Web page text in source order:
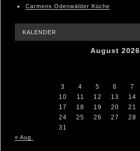
Carmens Odenwälder Küche
KALENDER
August 2026
3
4 5 6 7
10
11 12 13 14
17
18 19 20 21
24
25 26 27 28
31
« Aug.